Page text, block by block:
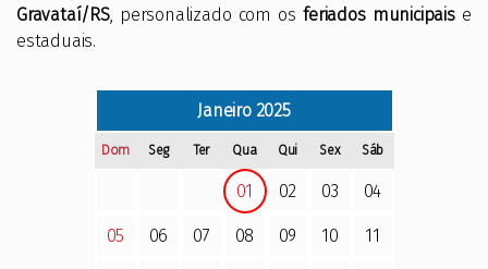
Gravataí/RS, personalizado com osferiados municipaise
estaduais.
Janeiro2025
Dom Seg Ter Qua Qui Sex Sáb
01 02 03 04
05 06 07 08 09 10 11